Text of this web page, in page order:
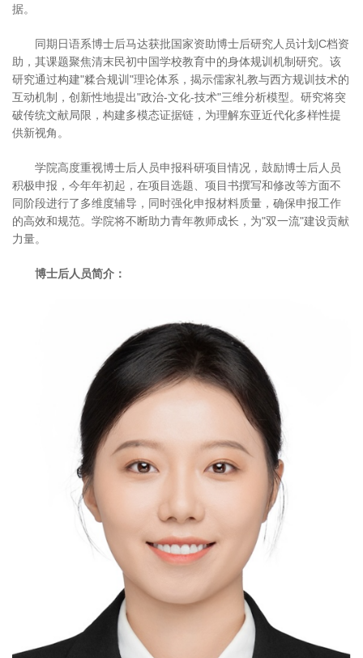
据。
同期日语系博士后马达获批国家资助博士后研究人员计划C档资
助，其课题聚焦清末民初中国学校教育中的身体规训机制研究。该
研究通过构建"糅合规训"理论体系，揭示儒家礼教与西方规训技术的
互动机制，创新性地提出"政治-文化-技术"三维分析模型。研究将突
破传统文献局限，构建多模态证据链，为理解东亚近代化多样性提
供新视角。
学院高度重视博士后人员申报科研项目情况，鼓励博士后人员
积极申报，今年年初起，在项目选题、项目书撰写和修改等方面不
同阶段进行了多维度辅导，同时强化申报材料质量，确保申报工作
的高效和规范。学院将不断助力青年教师成长，为"双一流"建设贡献
力量。
博士后人员简介：